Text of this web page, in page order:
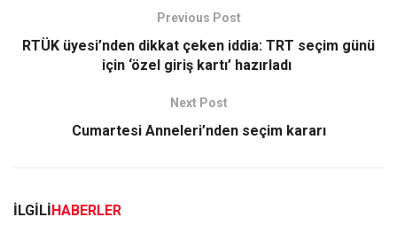
Previous Post
RTÜK üyesi’nden dikkat çeken iddia: TRT seçim günü
için ‘özel giriş kartı’ hazırladı
Next Post
Cumartesi Anneleri’nden seçim kararı
İLGİLİHABERLER